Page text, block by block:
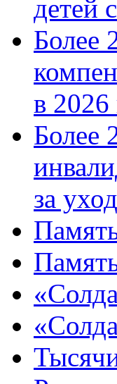
детей
Более
в 2026
Более
за уход